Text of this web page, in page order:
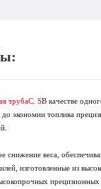
трубаС. SВ качестве
экономии топлива
веса,
изготовленные из